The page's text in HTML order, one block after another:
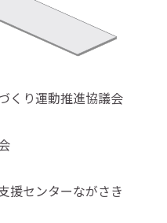
くり運動推進協議会
援センターながさき